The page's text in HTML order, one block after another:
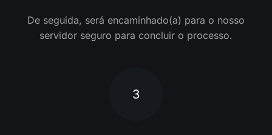
De seguida, será encaminhado(a) para o nosso
servidor seguro para concluir o processo.
3